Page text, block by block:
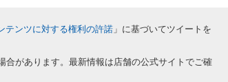
テンツに対する権利の許諾 」に基づいてツイートを
合があります。最新情報は店舗の公式サイトでご確